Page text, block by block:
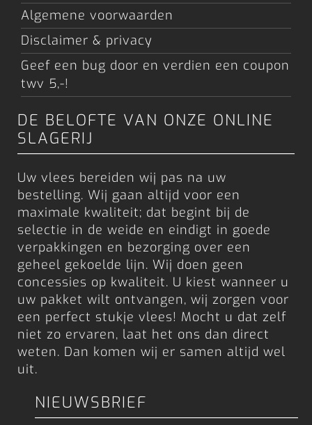
Algemene voorwaarden
Disclaimer & privacy
Geef een bug door en verdien een coupon
twv 5,-!
DE BELOFTE VAN ONZE ONLINE
SLAGERIJ
Uw vlees bereiden wij pas na uw
bestelling. Wij gaan altijd voor een
maximale kwaliteit; dat begint bij de
selectie in de weide en eindigt in goede
verpakkingen en bezorging over een
geheel gekoelde lijn. Wij doen geen
concessies op kwaliteit. U kiest wanneer u
uw pakket wilt ontvangen, wij zorgen voor
een perfect stukje vlees! Mocht u dat zelf
niet zo ervaren, laat het ons dan direct
weten. Dan komen wij er samen altijd wel
uit.
NIEUWSBRIEF